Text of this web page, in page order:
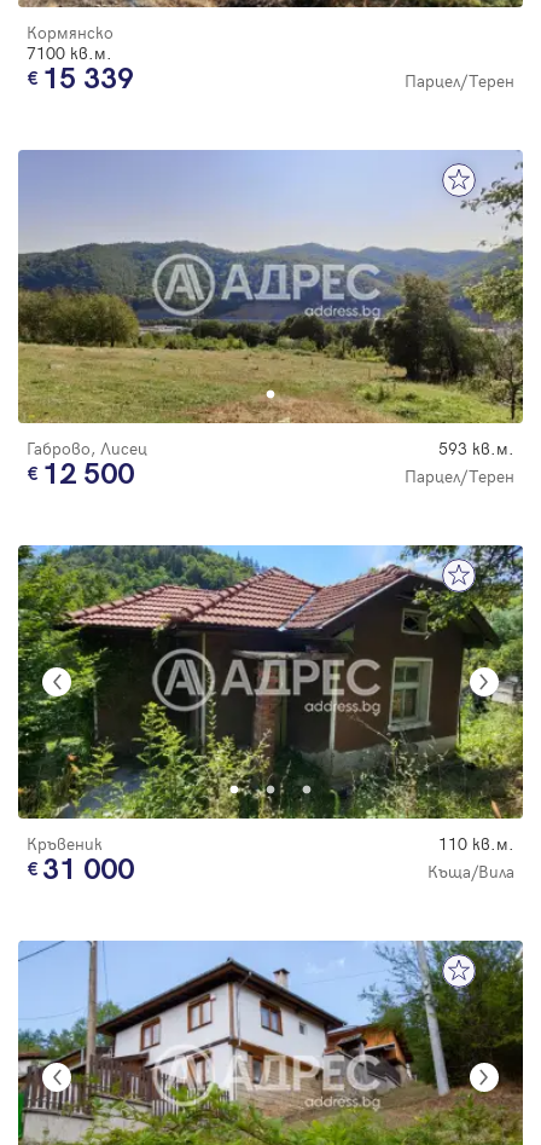
Кормянско
7100 кв.м.
15 339 Парцел/Терен
Габрово, Лисец 593 кв.м.
12 500 Парцел/Терен
Кръвеник 110 кв.м.
31 000 Къща/Вила